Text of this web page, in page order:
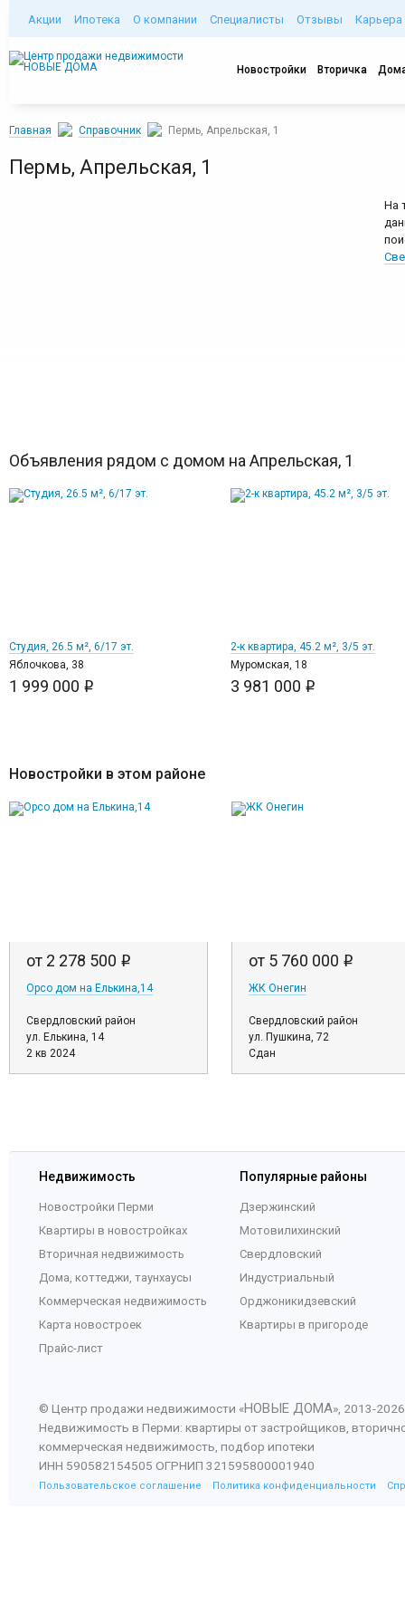
Акции Ипотека О компании Специалисты Отзывы Карьера
Новостройки Вторичка
Главная Справочник Пермь, Апрельская, 1
Пермь, Апрельская, 1
На
Объявления рядом с домом на Апрельская, 1
Студия, 26.5 м², 6/17 эт.
Яблочкова, 38
1 999 000 i
2-к квартира, 45.2 м², 3/5 эт.
Муромская, 18
3 981 000 i
Новостройки в этом районе
от 2 278 500 i
Орсо дом на Елькина,14
Свердловский район
ул. Елькина, 14
2 кв 2024
от 5 760 000 i
ЖК Онегин
Свердловский район
ул. Пушкина, 72
Сдан
Недвижимость
Новостройки Перми
Квартиры в новостройках
Вторичная недвижимость
Дома, коттеджи, таунхаусы
Коммерческая недвижимость
Карта новостроек
Прайс-лист
Популярные районы
Дзержинский
Мотовилихинский
Свердловский
Индустриальный
Орджоникидзевский
Квартиры в пригороде
© Центр продажи недвижимости «НОВЫЕ ДОМА», 2013-2026
Недвижимость в Перми: квартиры от застройщиков,
коммерческая недвижимость, подбор ипотеки
ИНН 590582154505 ОГРНИП 321595800001940
Пользовательское соглашение Политика конфиденциальности